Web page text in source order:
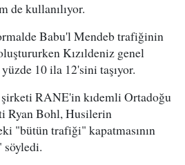
de kullanılıyor.
Babu'l Mendeb trafiğinin
Kızıldeniz genel
10 ila 12'sini taşıyor.
RANE'in kıdemli Ortadoğu
Ryan Bohl, Husilerin
"bütün trafiği" kapatmasının
söyledi.